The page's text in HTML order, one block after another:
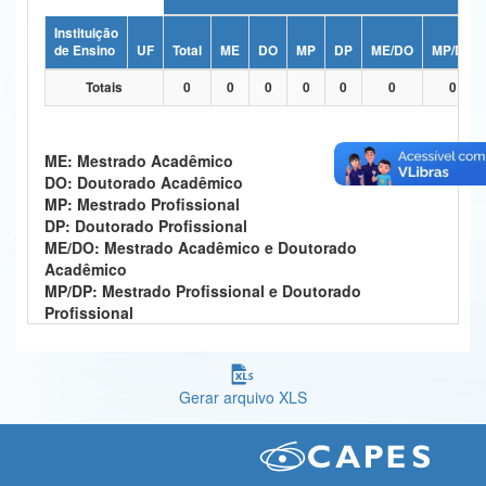
Ministério da Ciência, Tecnologia, Inovações e Comunicações
Ministério do Meio Ambiente
Ministério do Desenvolvimento Regional
Controladoria-Geral da União
Ministério da Mulher, da Família e dos Direitos Humanos
Secretaria-Geral
Instituição
de Ensino
UF Total ME DO MP DP ME/DO
MP/DP
Totais
0 0 0 0 0 0 0
ME: Mestrado Acadêmico
DO: Doutorado Acadêmico
MP: Mestrado Profissional
DP: Doutorado Profissional
ME/DO: Mestrado Acadêmico e Doutorado
Acadêmico
MP/DP: Mestrado Profissional e Doutorado
Profissional
Gerar arquivo XLS